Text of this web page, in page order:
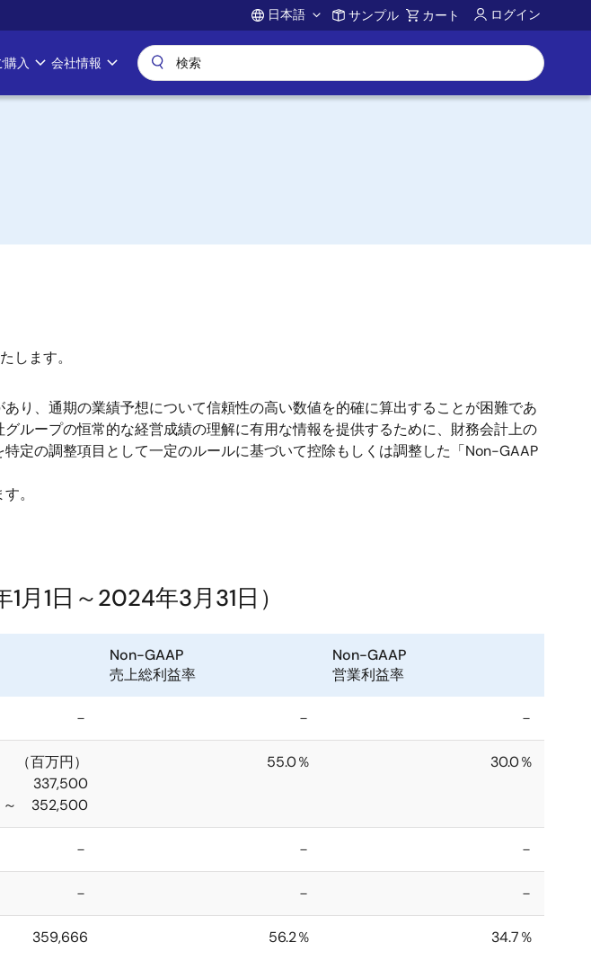
Account
日本語 サンプル カート ログイン
購入 会社情報
します。
り、通期の業績予想について信頼性の高い数値を的確に算出することが困難であ
ループの恒常的な経営成績の理解に有用な情報を提供するために、財務会計上の
定の調整項目として一定のルールに基づいて控除もしくは調整した「Non-GAAP
。
年1月1日～2024年3月31日）
Non-GAAP
売上総利益率
Non-GAAP
営業利益率
－ － －
（百万円）
337,500
～ 352,500
55.0％ 30.0％
－ － －
－ － －
359,666 56.2％ 34.7％